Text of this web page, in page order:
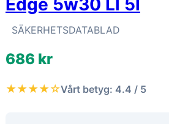
Edge 5w30 Ll 5l
SÄKERHETSDATABLAD
686 kr
★★★★☆Vårt betyg: 4.4 / 5